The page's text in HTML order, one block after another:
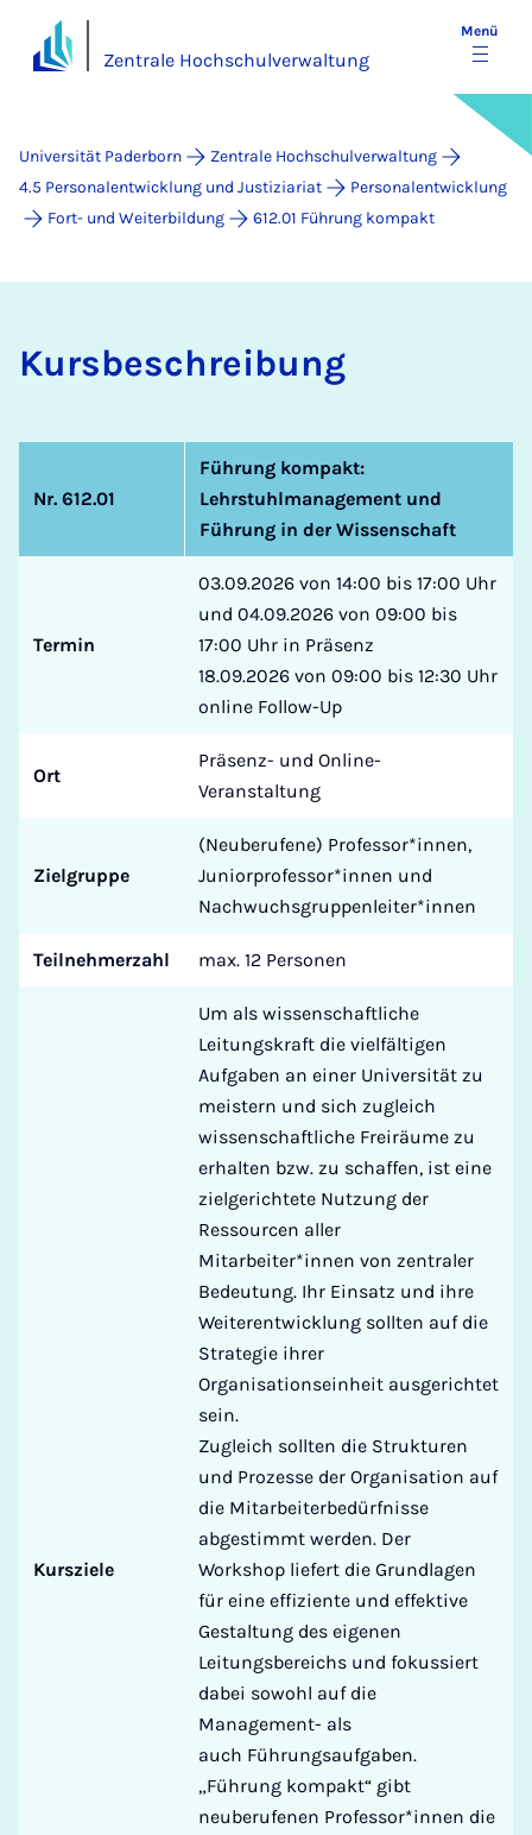
Zentrale Hochschulverwaltung
Menü
Universität Paderborn
Zentrale Hochschulverwaltung
4.5 Personalentwicklung und Justiziariat
Personalentwicklung
Fort- und Weiterbildung
612.01 Führung kompakt
Kurs­be­schrei­bung
Nr. 612.01
Führung kompakt:
Lehrstuhlmanagement und
Führung in der Wissenschaft
Termin
03.09.2026 von 14:00 bis 17:00 Uhr
und 04.09.2026 von 09:00 bis
17:00 Uhr in Präsenz
18.09.2026 von 09:00 bis 12:30 Uhr
online Follow-Up
Ort
Präsenz- und Online-
Veranstaltung
Zielgruppe
(Neuberufene) Professor*innen,
Juniorprofessor*innen und
Nachwuchsgruppenleiter*innen
Teilnehmerzahl max. 12 Personen
Kursziele
Um als wissenschaftliche
Leitungskraft die vielfältigen
Aufgaben an einer Universität zu
meistern und sich zugleich
wissenschaftliche Freiräume zu
erhalten bzw. zu schaffen, ist eine
zielgerichtete Nutzung der
Ressourcen aller
Mitarbeiter*innen von zentraler
Bedeutung. Ihr Einsatz und ihre
Weiterentwicklung sollten auf die
Strategie ihrer
Organisationseinheit ausgerichtet
sein.
Zugleich sollten die Strukturen
und Prozesse der Organisation auf
die Mitarbeiterbedürfnisse
abgestimmt werden. Der
Workshop liefert die Grundlagen
für eine effiziente und effektive
Gestaltung des eigenen
Leitungsbereichs und fokussiert
dabei sowohl auf die
Management- als
auch Führungsaufgaben.
„Führung kompakt“ gibt
neuberufenen Professor*innen die